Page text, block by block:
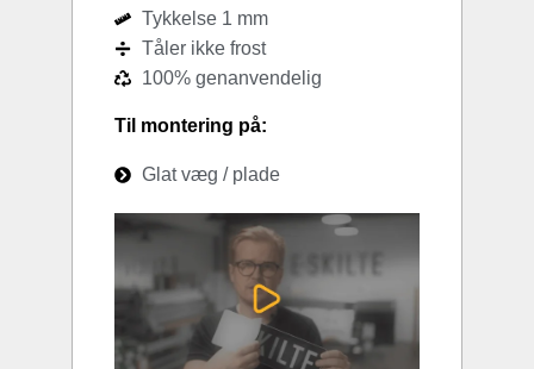
Tykkelse 1 mm
Tåler ikke frost
100% genanvendelig
Til montering på:
Glat væg / plade